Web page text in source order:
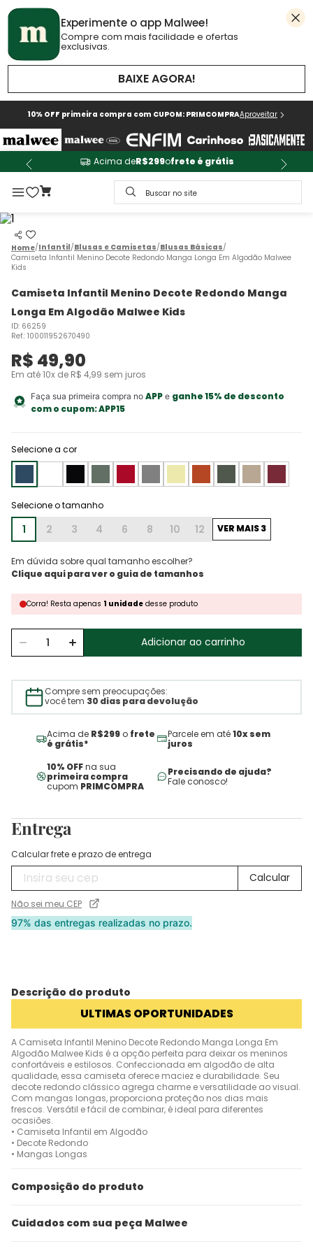
Experimente o app Malwee!
Compre com mais facilidade e ofertas
exclusivas.
BAIXE AGORA!
10% OFF primeira compra com CUPOM: PRIMCOMPRAAproveitar
Acima deR$299ofrete é grátis
Buscar no site
Infantil Blusas e Camisetas Blusas Básicas
Camiseta Infantil Menino Decote Redondo Manga Longa Em Algodão Malwee
Kids
Camiseta Infantil Menino Decote Redondo Manga
Longa Em Algodão Malwee Kids
ID: 66259
Ref.: 100011952670490
R$ 49,90
Em até10x de R$ 4,99 sem juros
Faça sua primeira compra no APPe ganhe 15% de desconto
com o cupom:APP15
Selecione a cor
1 2 3 4 6 8 10 12 VER MAIS 3
Em dúvida sobre qual tamanho escolher?
Corra! Resta apenas 1 unidade desse produto
Adicionar ao carrinho
Compre sem preocupações:
você tem 30 dias para devolução
Acima de R$299 o frete
é grátis*
Parcele em até10x sem
juros
10% OFFna sua
primeira compra
cupom PRIMCOMPRA
Precisando de ajuda?
Fale conosco!
Entrega
Calcular frete e prazo de entrega
Não sei meu CEP
97% das entregas realizadas no prazo.
Descrição do produto
ULTIMAS OPORTUNIDADES
A Camiseta Infantil Menino Decote Redondo Manga Longa Em
Algodão Malwee Kids é a opção perfeita para deixar os meninos
confortáveis e estilosos. Confeccionada em algodão de alta
qualidade, essa camiseta oferece maciez e durabilidade. Seu
decote redondo clássico agrega charme e versatilidade ao visual.
Com mangas longas, proporciona proteção nos dias mais
frescos. Versátil e fácil de combinar, é ideal para diferentes
ocasiões.
• Camiseta Infantil em Algodão
• Decote Redondo
• Mangas Longas
Composição do produto
Cuidados com sua peça Malwee